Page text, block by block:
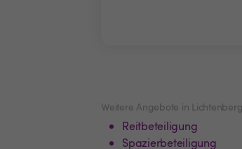
Weitere Angebote in
Reitbeteiligung
Spazierbeteiligung